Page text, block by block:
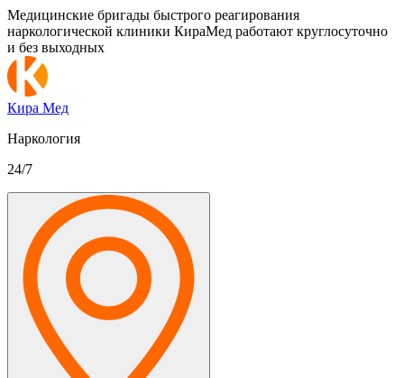
Медицинские бригады быстрого реагирования
наркологической клиники КираМед работают круглосуточно
и без выходных
Кира Мед
Наркология
24/7